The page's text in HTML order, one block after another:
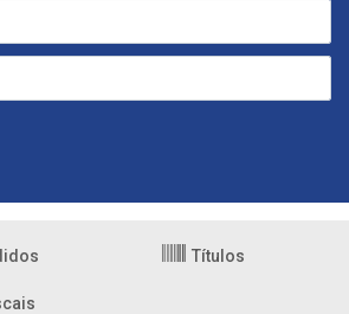
Títulos